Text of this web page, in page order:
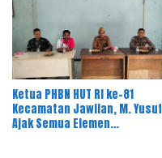
Ketua PHBN HUT RI ke-81
Kecamatan Jawilan, M. Yusuf
Ajak Semua Elemen